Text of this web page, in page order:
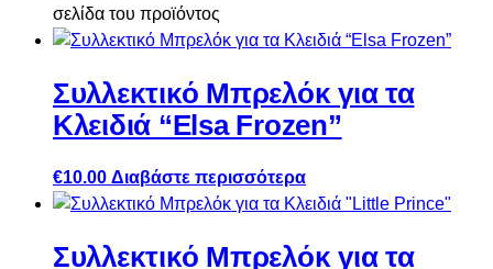
σελίδα του προϊόντος
Συλλεκτικό Μπρελόκ για τα
Κλειδιά “Elsa Frozen”
€10.00 Διαβάστε περισσότερα
Συλλεκτικό Μπρελόκ για τα